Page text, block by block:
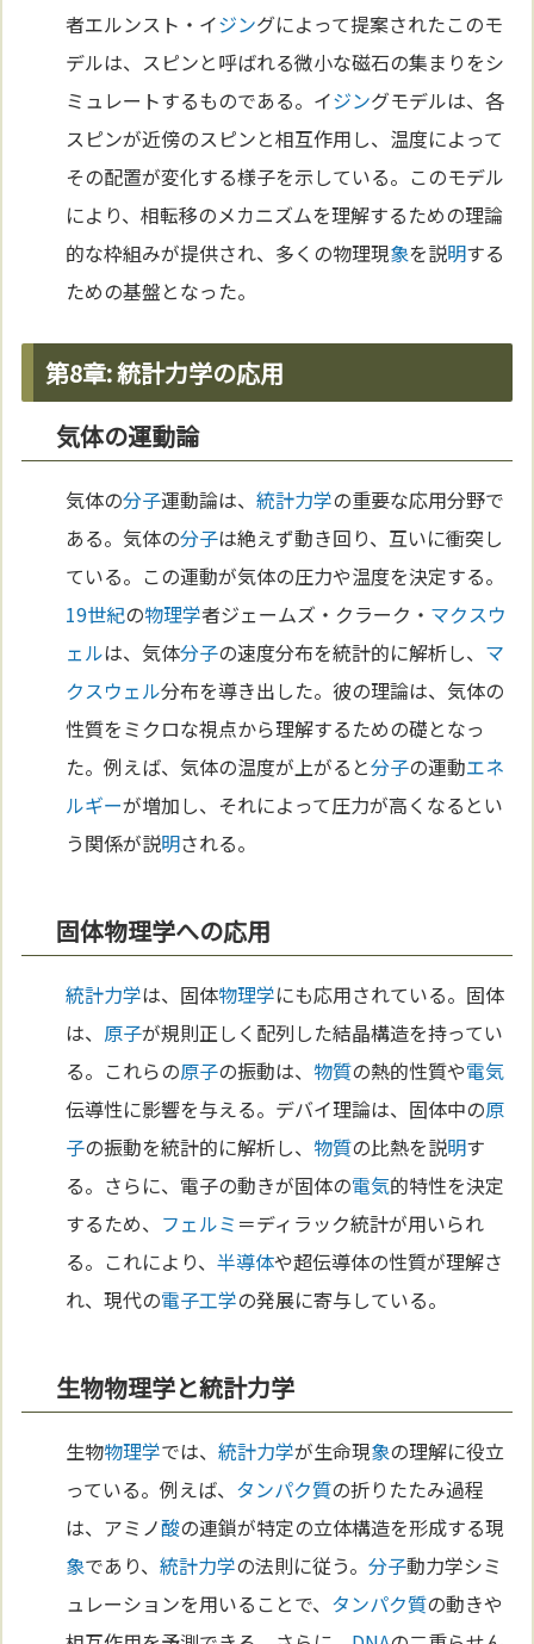
者エルンスト・イジングによって提案されたこのモ
デルは、スピンと呼ばれる微小な磁石の集まりをシ
ミュレートするものである。イジングモデルは、各
スピンが近傍のスピンと相互作用し、温度によって
その配置が変化する様子を示している。このモデル
により、相転移のメカニズムを理解するための理論
的な枠組みが提供され、多くの物理現象を説明する
ための基盤となった。
第8章: 統計力学の応用
気体の運動論
気体の分子運動論は、統計力学の重要な応用分野で
ある。気体の分子は絶えず動き回り、互いに衝突し
ている。この運動が気体の圧力や温度を決定する。
19世紀の物理学者ジェームズ・クラーク・ マクスウ
ェルは、気体分子の速度分布を統計的に解析し、 マ
クスウェル分布を導き出した。彼の理論は、気体の
性質をミクロな視点から理解するための礎となっ
た。例えば、気体の温度が上がると分子の運動エネ
ルギーが増加し、それによって圧力が高くなるとい
う関係が説明される。
固体物理学への応用
統計力学は、固体物理学にも応用されている。固体
は、 原子が規則正しく配列した結晶構造を持ってい
る。これらの原子の振動は、 物質の熱的性質や電気
伝導性に影響を与える。デバイ理論は、固体中の原
子の振動を統計的に解析し、 物質の比熱を説明す
る。さらに、電子の動きが固体の電気的特性を決定
するため、 フェルミ ＝ディラック統計が用いられ
る。これにより、半導体や超伝導体の性質が理解さ
れ、現代の電子工学の発展に寄与している。
生物物理学と統計力学
生物物理学では、統計力学が生命現象の理解に役立
っている。例えば、 タンパク質の折りたたみ過程
は、アミノ酸の連鎖が特定の立体構造を形成する現
象であり、統計力学の法則に従う。分子動力学シミ
ュレーションを用いることで、 タンパク質の動きや